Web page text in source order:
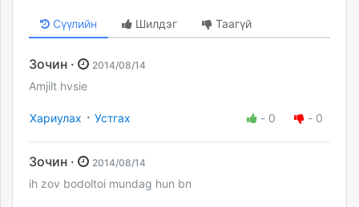
Сүүлийн Шилдэг Таагүй
Зочин · 2014/08/14
Amjilt hvsie
Хариулах · Устгах - 0 - 0
Зочин · 2014/08/14
ih zov bodoltoi mundag hun bn